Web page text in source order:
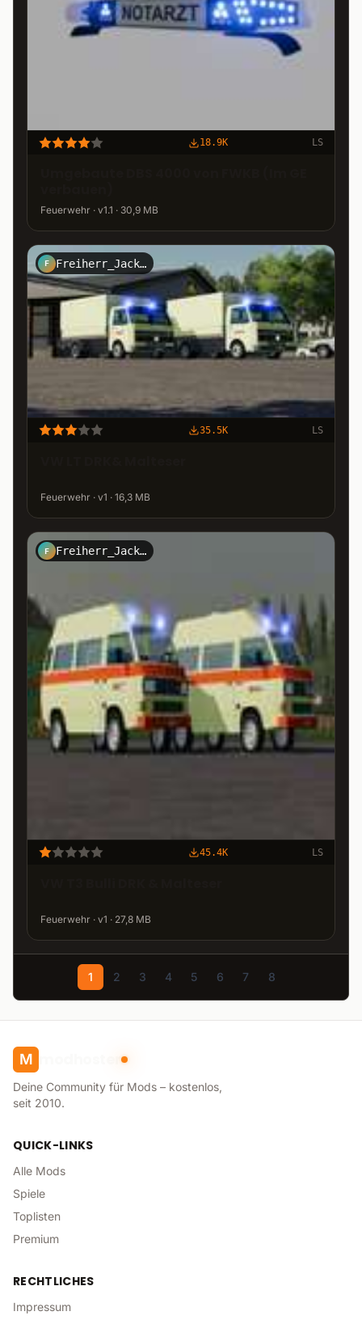
18.9K LS
Feuerwehr · v1.1 · 30,9 MB
F Freiherr_Jack_Kirtz_Design
35.5K LS
Feuerwehr · v1 · 16,3 MB
F Freiherr_Jack_Kirtz_Design
45.4K LS
Feuerwehr · v1 · 27,8 MB
1 2 3 4 5 6 7 8
M modhoster
Deine Community für Mods – kostenlos,
seit 2010.
QUICK-LINKS
Alle Mods
Spiele
Toplisten
Premium
RECHTLICHES
Impressum